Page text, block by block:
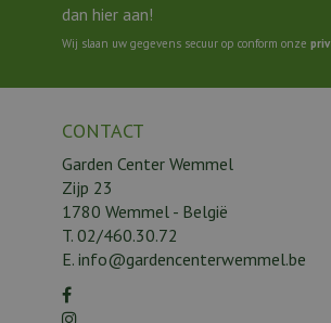
dan hier aan!
Wij slaan uw gegevens secuur op conform onze
CONTACT
Garden Center Wemmel
Zijp 23
1780 Wemmel - België
T. 02/460.30.72
E. info@gardencenterwemmel.be